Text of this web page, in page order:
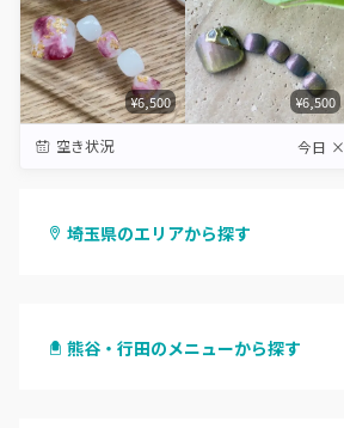
¥6,500 ¥6,500
空き状況 今日 ×
埼玉県のエリアから探す
与野
熊谷・行田のメニューから探す